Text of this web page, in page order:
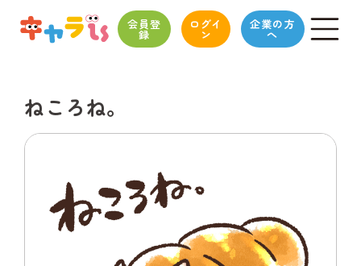
会員登
録
ログイ
ン
企業の方
へ
ねころね。